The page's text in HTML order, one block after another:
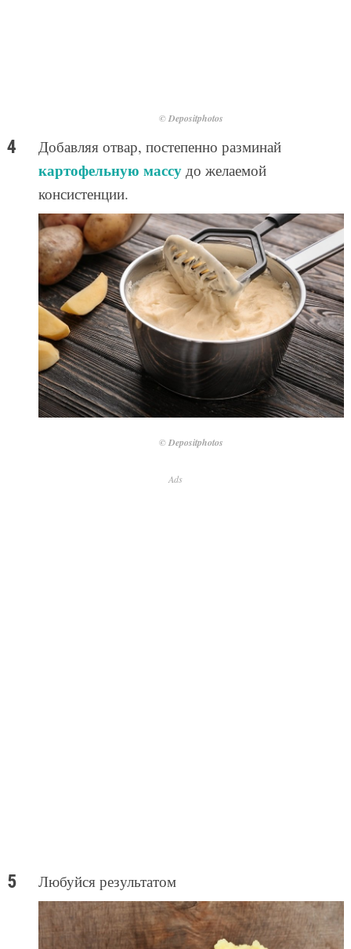
© Depositphotos
Добавляя отвар, постепенно разминай
картофельную массудо желаемой
консистенции.
© Depositphotos
Ads
Любуйся результатом